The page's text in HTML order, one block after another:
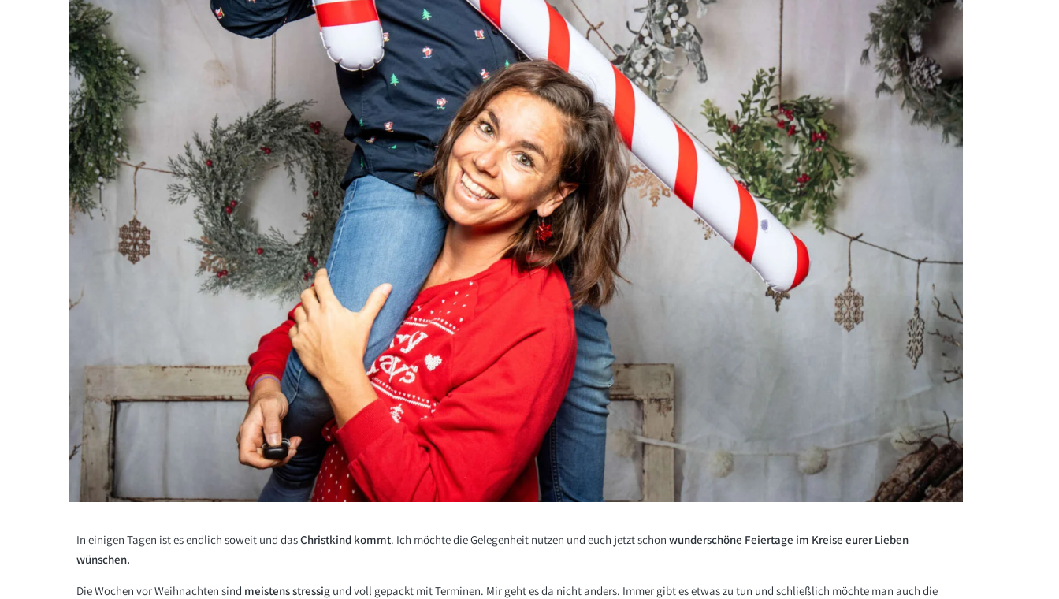
In einigen Tagen ist es endlich soweit und dasChristkind kommt. Ich möchte die Gelegenheit nutzen und euch jetzt schon wunderschöne Feiertage im Kreise eurer Lieben
wünschen.
Die Wochen vor Weihnachten sind meistens stressig und voll gepackt mit Terminen. Mir geht es da nicht anders. Immer gibt es etwas zu tun und schließlich möchte man auch die